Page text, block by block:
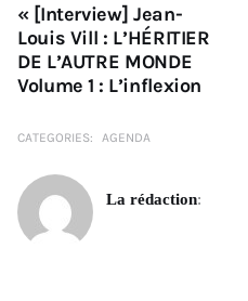
« [Interview] Jean-
Louis Vill : L’HÉRITIER
DE L’AUTRE MONDE
Volume 1 : L’inflexion
CATEGORIES: AGENDA
La rédaction: